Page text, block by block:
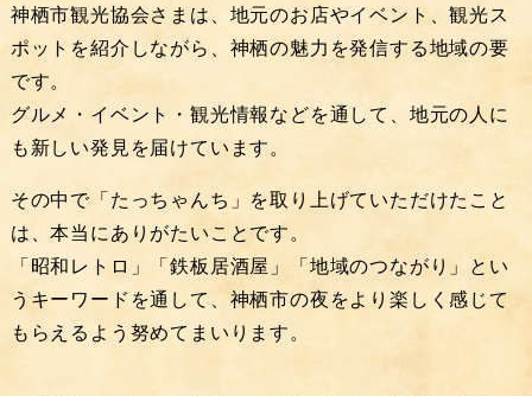
神栖市観光協会さまは、地元のお店やイベント、観光ス
ポットを紹介しながら、神栖の魅力を発信する地域の要
です。
グルメ・イベント・観光情報などを通して、地元の人に
も新しい発見を届けています。
その中で「たっちゃんち」を取り上げていただけたこと
は、本当にありがたいことです。
「昭和レトロ」「鉄板居酒屋」「地域のつながり」とい
うキーワードを通して、神栖市の夜をより楽しく感じて
もらえるよう努めてまいります。